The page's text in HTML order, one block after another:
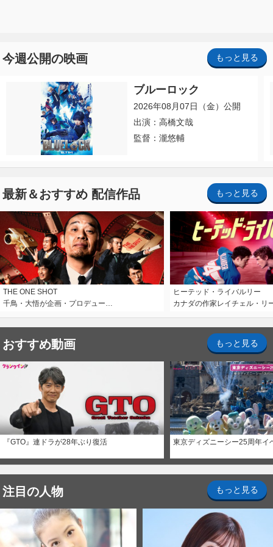
今週公開の映画 もっと見る
ブルーロック
2026年08月07日（金）公開
出演：高橋文哉
監督：瀧悠輔
最新＆おすすめ 配信作品 もっと見る
THE ONE SHOT
千鳥・大悟が企画・プロデュー…
ヒーテッド・ライバルリー
カナダの作家レイチェル・リ
おすすめ動画 もっと見る
『GTO』連ドラが28年ぶり復活 東京ディズニーシー25周年イ
注目の人物 もっと見る